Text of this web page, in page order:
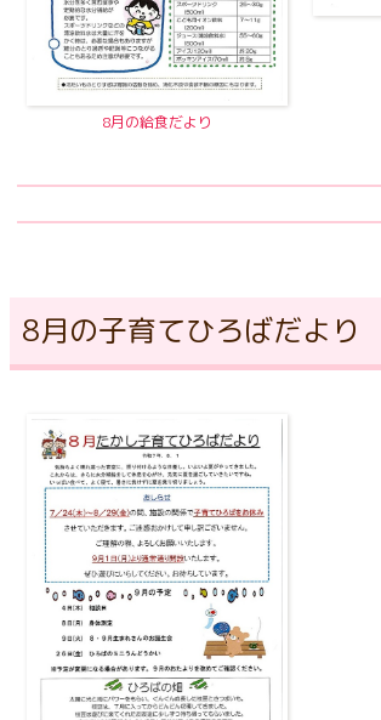
8月の給食だより
8月の子育てひろばだより